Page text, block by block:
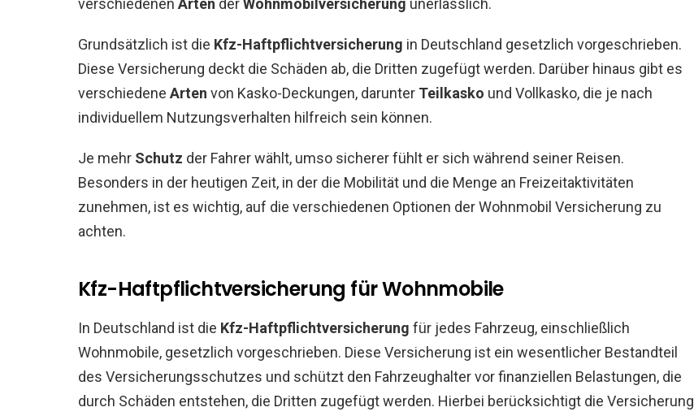
verschiedenen Arten derWohnmobilversicherung unerlässlich.
Grundsätzlich ist die Kfz-Haftpflichtversicherung in Deutschland gesetzlich vorgeschrieben.
Diese Versicherung deckt die Schäden ab, die Dritten zugefügt werden. Darüber hinaus gibt es
verschiedene Arten von Kasko-Deckungen, darunter Teilkasko und Vollkasko, die je nach
individuellem Nutzungsverhalten hilfreich sein können.
Je mehr Schutz der Fahrer wählt, umso sicherer fühlt er sich während seiner Reisen.
Besonders in der heutigen Zeit, in der die Mobilität und die Menge an Freizeitaktivitäten
zunehmen, ist es wichtig, auf die verschiedenen Optionen der Wohnmobil Versicherung zu
achten.
Kfz-Haftpflichtversicherung für Wohnmobile
In Deutschland ist die Kfz-Haftpflichtversicherung für jedes Fahrzeug, einschließlich
Wohnmobile, gesetzlich vorgeschrieben. Diese Versicherung ist ein wesentlicher Bestandteil
des Versicherungsschutzes und schützt den Fahrzeughalter vor finanziellen Belastungen, die
durch Schäden entstehen, die Dritten zugefügt werden. Hierbei berücksichtigt die Versicherung